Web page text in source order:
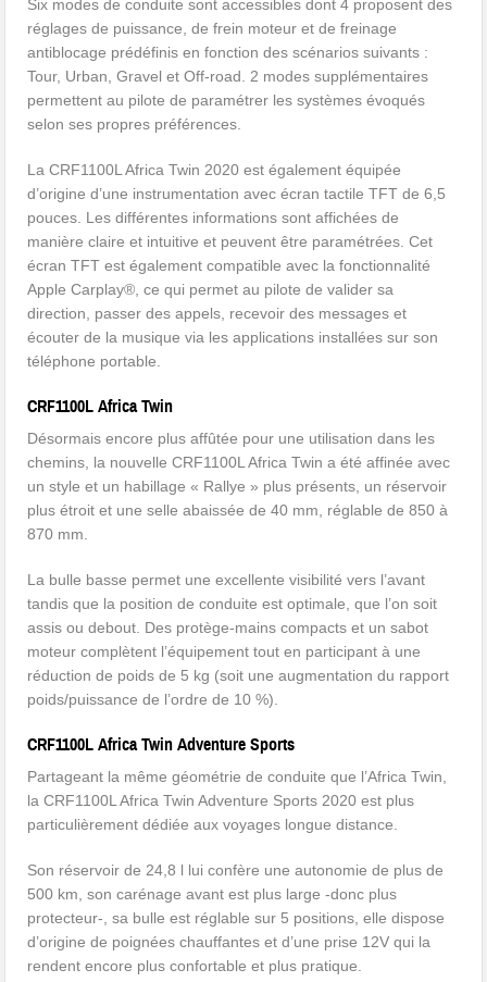
Six modes de conduite sont accessibles dont 4 proposent des
réglages de puissance, de frein moteur et de freinage
antiblocage prédéfinis en fonction des scénarios suivants :
Tour, Urban, Gravel et Off-road. 2 modes supplémentaires
permettent au pilote de paramétrer les systèmes évoqués
selon ses propres préférences.
La CRF1100L Africa Twin 2020 est également équipée
d’origine d’une instrumentation avec écran tactile TFT de 6,5
pouces. Les différentes informations sont affichées de
manière claire et intuitive et peuvent être paramétrées. Cet
écran TFT est également compatible avec la fonctionnalité
Apple Carplay®, ce qui permet au pilote de valider sa
direction, passer des appels, recevoir des messages et
écouter de la musique via les applications installées sur son
téléphone portable.
CRF1100L Africa Twin
Désormais encore plus affûtée pour une utilisation dans les
chemins, la nouvelle CRF1100L Africa Twin a été affinée avec
un style et un habillage « Rallye » plus présents, un réservoir
plus étroit et une selle abaissée de 40 mm, réglable de 850 à
870 mm.
La bulle basse permet une excellente visibilité vers l’avant
tandis que la position de conduite est optimale, que l’on soit
assis ou debout. Des protège-mains compacts et un sabot
moteur complètent l’équipement tout en participant à une
réduction de poids de 5 kg (soit une augmentation du rapport
poids/puissance de l’ordre de 10 %).
CRF1100L Africa Twin Adventure Sports
Partageant la même géométrie de conduite que l’Africa Twin,
la CRF1100L Africa Twin Adventure Sports 2020 est plus
particulièrement dédiée aux voyages longue distance.
Son réservoir de 24,8 l lui confère une autonomie de plus de
500 km, son carénage avant est plus large -donc plus
protecteur-, sa bulle est réglable sur 5 positions, elle dispose
d’origine de poignées chauffantes et d’une prise 12V qui la
rendent encore plus confortable et plus pratique.